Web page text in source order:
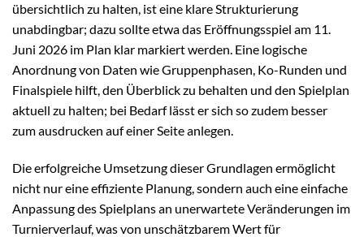
übersichtlich zu halten, ist eine klare Strukturierung
unabdingbar; dazu sollte etwa das Eröffnungsspiel am 11.
Juni 2026 im Plan klar markiert werden. Eine logische
Anordnung von Daten wie Gruppenphasen, Ko-Runden und
Finalspiele hilft, den Überblick zu behalten und den Spielplan
aktuell zu halten; bei Bedarf lässt er sich so zudem besser
zum ausdrucken auf einer Seite anlegen.
Die erfolgreiche Umsetzung dieser Grundlagen ermöglicht
nicht nur eine effiziente Planung, sondern auch eine einfache
Anpassung des Spielplans an unerwartete Veränderungen im
Turnierverlauf, was von unschätzbarem Wert für